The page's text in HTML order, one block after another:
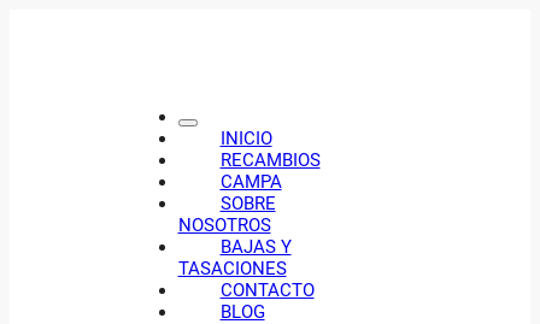
INICIO
RECAMBIOS
CAMPA
SOBRE
NOSOTROS
BAJAS Y
TASACIONES
CONTACTO
BLOG